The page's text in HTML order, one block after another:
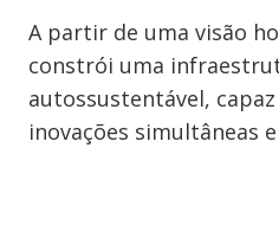
A partir de uma visão
constrói uma
autossustentável,
inovações simultâneas